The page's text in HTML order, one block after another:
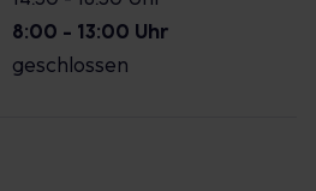
8:00 - 13:00 Uhr
geschlossen